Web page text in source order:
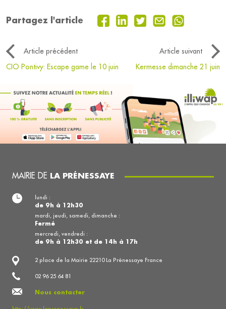
Partagez l'article
Article précédent
Article suivant
CIO Pontivy: Escape game le 10 juin
Kermesse dimanche 21 juin
MAIRIE DE LA PRÉNESSAYE
2 place de la Mairie 22210 La Prénessaye France
02 96 25 64 81
Nous contacter
lundi :
de 9h à 12h30
mardi, jeudi, samedi, dimanche :
Fermé
mercredi, vendredi :
de 9h à 12h30 et de 14h à 17h